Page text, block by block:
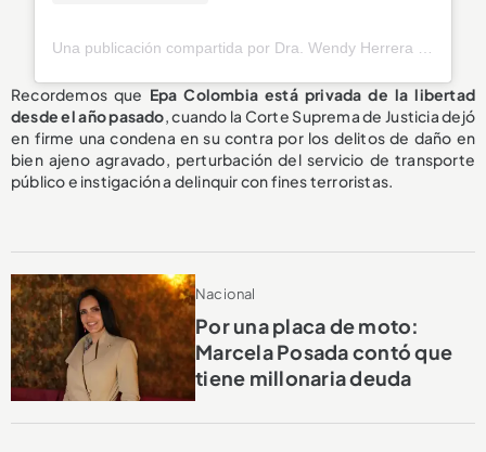
Una publicación compartida por Dra. Wendy Herrera | La Abogada de los Colombianos (@wendy_herrera_lawyer)
Recordemos que Epa Colombia está privada de la libertad
desde el año pasado, cuando la Corte Suprema de Justicia dejó
en firme una condena en su contra por los delitos de daño en
bien ajeno agravado, perturbación del servicio de transporte
público e instigación a delinquir con fines terroristas.
Nacional
Por una placa de moto:
Marcela Posada contó que
tiene millonaria deuda